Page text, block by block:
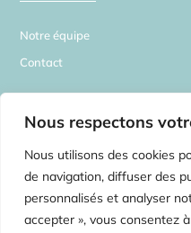
Nous respectons
Nous utilisons des cookies
de navigation, diffuser des
personnalisés et analyser
accepter », vous consentez
Notre équipe
Contact
©2026 La Source en Soi – Tous